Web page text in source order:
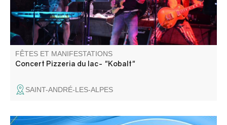
FÊTES ET MANIFESTATIONS
Concert Pizzeria du lac- "Kobalt"
SAINT-ANDRÉ-LES-ALPES